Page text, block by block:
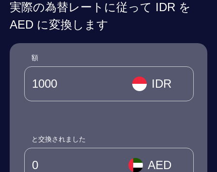
実際の為替レートに従って IDR を
AED に変換します
額
IDR
と交換されました
AED